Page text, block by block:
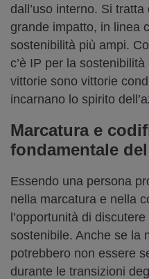
dall’uso interno. Si
grande impatto, in linea
sostenibilità più ampi.
c’è IP per la
vittorie sono vittorie
incarnano lo spirito
Marcatura e
fondamentale
Essendo una persona
nella marcatura e nella
l’opportunità di
sostenibile. Anche se la
potrebbero non essere
durante le transizioni